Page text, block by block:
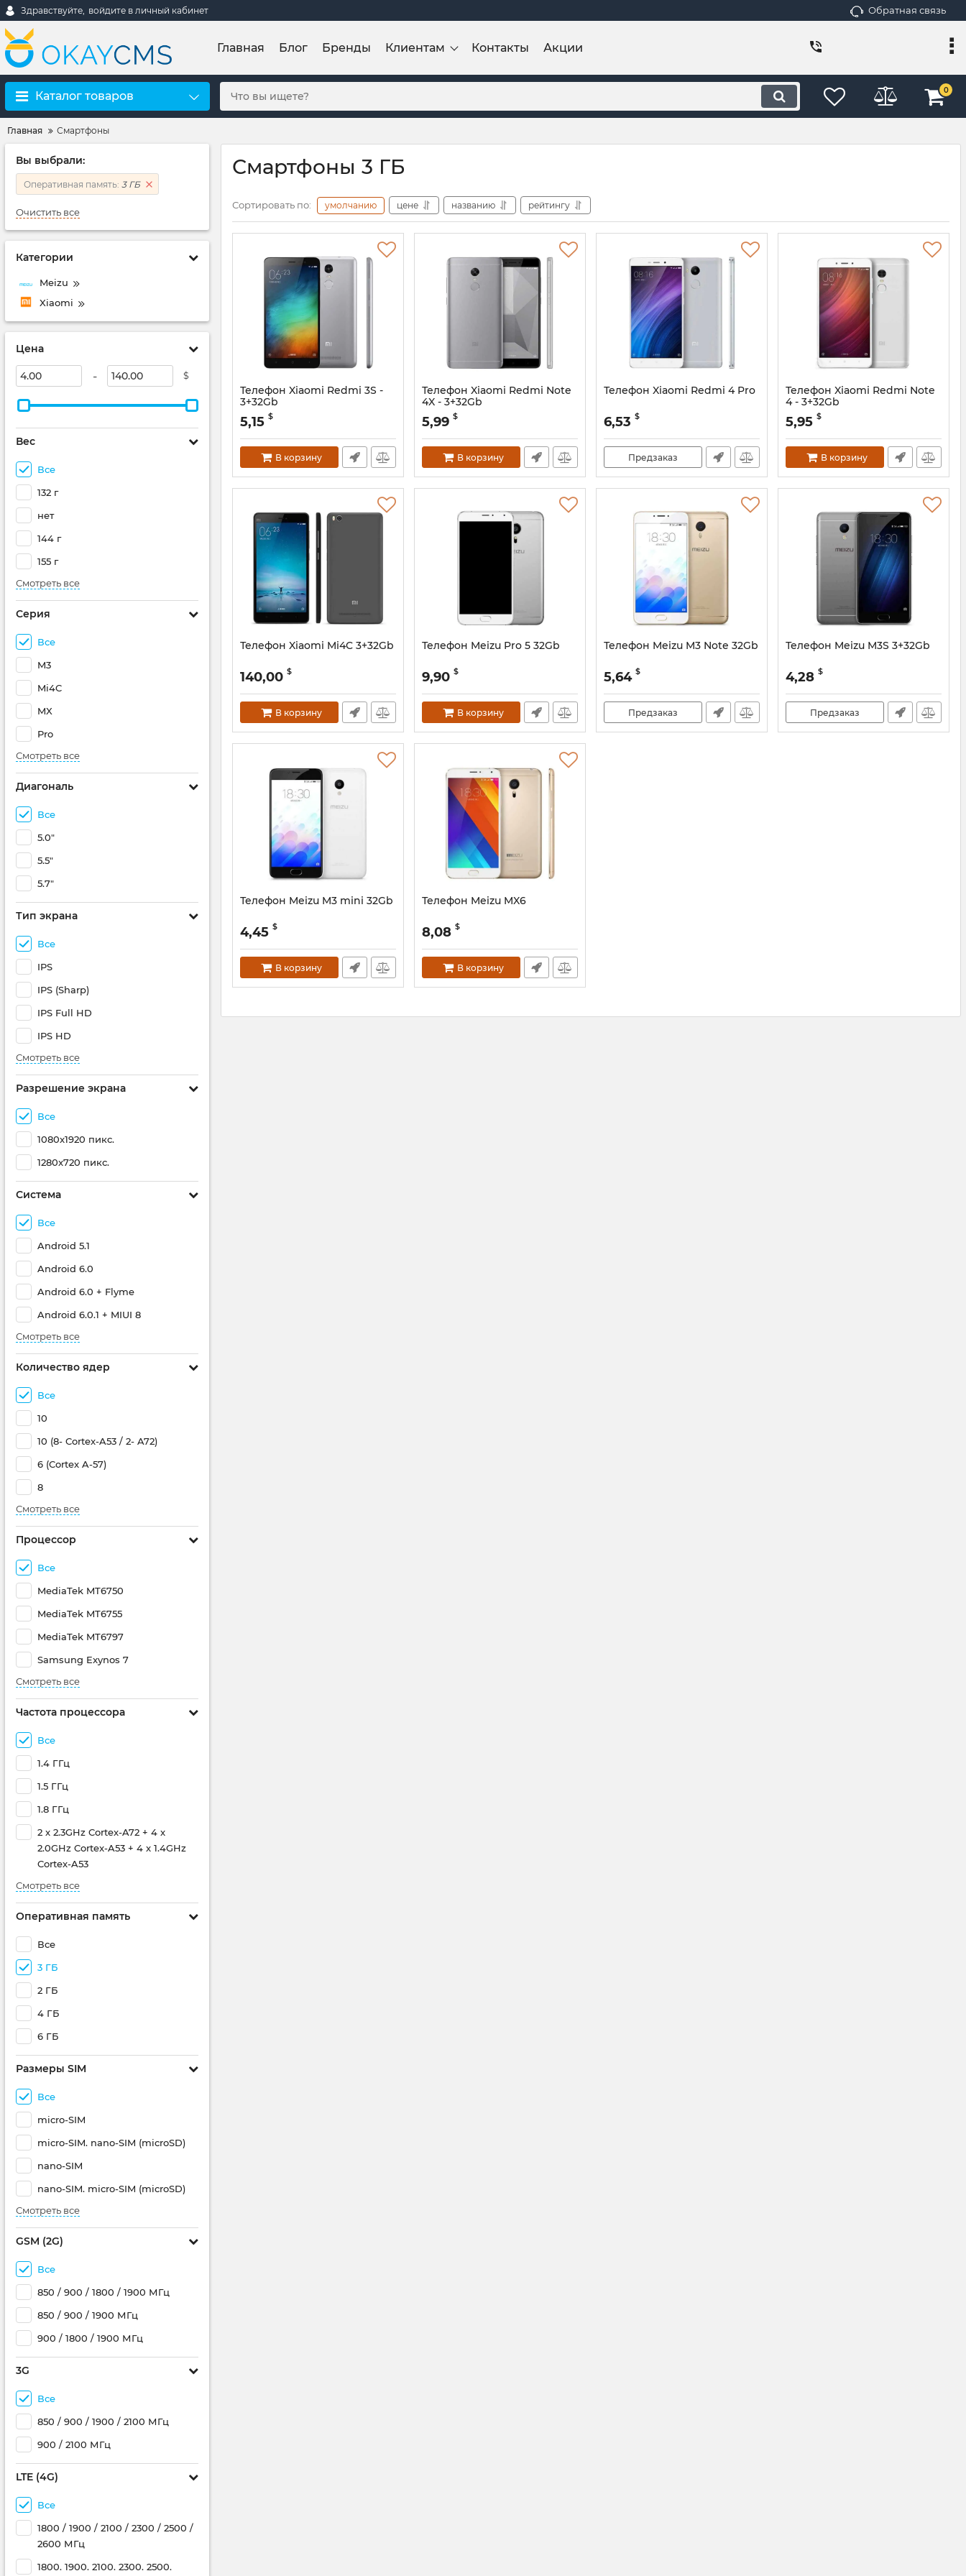
Здравствуйте, войдите в личный кабинет Обратная связь
Главная Блог Бренды Клиентам Контакты Акции
Каталог товаров 0
Главная Смартфоны
Вы выбрали:
Оперативная память: 3 ГБ
Очистить все
Категории
Meizu
Xiaomi
Цена
- $
Вес
Все
132 г
нет
144 г
155 г
Смотреть все
Серия
Все
M3
Mi4C
MX
Pro
Смотреть все
Диагональ
Все
5.0"
5.5"
5.7"
Тип экрана
Все
IPS
IPS (Sharp)
IPS Full HD
IPS HD
Смотреть все
Разрешение экрана
Все
1080x1920 пикс.
1280x720 пикс.
Система
Все
Android 5.1
Android 6.0
Android 6.0 + Flyme
Android 6.0.1 + MIUI 8
Смотреть все
Количество ядер
Все
10
10 (8- Cortex-A53 / 2- A72)
6 (Cortex A-57)
8
Смотреть все
Процессор
Все
MediaTek MT6750
MediaTek MT6755
MediaTek MT6797
Samsung Exynos 7
Смотреть все
Частота процессора
Все
1.4 ГГц
1.5 ГГц
1.8 ГГц
2 x 2.3GHz Cortex-A72 + 4 x
2.0GHz Cortex-A53 + 4 x 1.4GHz
Cortex-A53
Смотреть все
Оперативная память
Все
3 ГБ
2 ГБ
4 ГБ
6 ГБ
Размеры SIM
Все
micro-SIM
micro-SIM. nano-SIM (microSD)
nano-SIM
nano-SIM. micro-SIM (microSD)
Смотреть все
GSM (2G)
Все
850 / 900 / 1800 / 1900 МГц
850 / 900 / 1900 МГц
900 / 1800 / 1900 МГц
3G
Все
850 / 900 / 1900 / 2100 МГц
900 / 2100 МГц
LTE (4G)
Все
1800 / 1900 / 2100 / 2300 / 2500 /
2600 МГц
1800. 1900. 2100. 2300. 2500.
Смартфоны 3 ГБ
Сортировать по: умолчанию цене названию рейтингу
Телефон Xiaomi Redmi 3S -
3+32Gb
5,15 $
В корзину
Телефон Xiaomi Redmi Note
4X - 3+32Gb
5,99 $
В корзину
Телефон Xiaomi Redmi 4 Pro
6,53 $
Предзаказ
Телефон Xiaomi Redmi Note
4 - 3+32Gb
5,95 $
В корзину
Телефон Xiaomi Mi4C 3+32Gb
140,00 $
В корзину
Телефон Meizu Pro 5 32Gb
9,90 $
В корзину
Телефон Meizu M3 Note 32Gb
5,64 $
Предзаказ
Телефон Meizu M3S 3+32Gb
4,28 $
Предзаказ
Телефон Meizu M3 mini 32Gb
4,45 $
В корзину
Телефон Meizu MX6
8,08 $
В корзину